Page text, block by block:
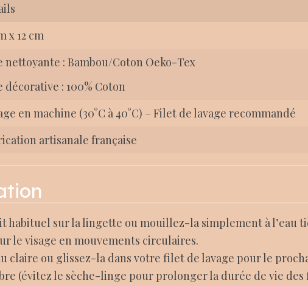
x 12 cm
nettoyante : Bambou/Coton Oeko-Tex
décorative : 100% Coton
en machine (30°C à 40°C) – Filet de lavage recommandé
artisanale française
habituel sur la lingette ou mouillez-la simplement à l’eau
le visage en mouvements circulaires.
claire ou glissez-la dans votre filet de lavage pour le
(évitez le sèche-linge pour prolonger la durée de vie des